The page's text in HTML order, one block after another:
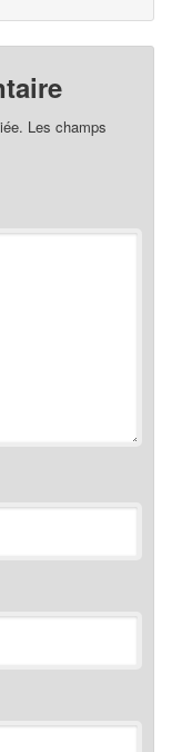
Les champs